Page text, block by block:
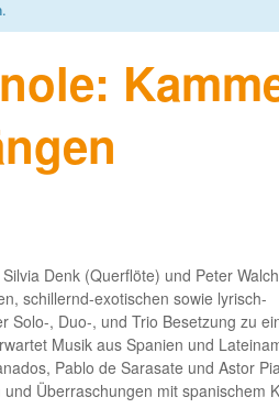
Denk (Querflöte) und Peter
schillernd-exotischen sowie lyrisch-
Solo-, Duo-, und Trio Besetzung zu
Musik aus Spanien und
Pablo de Sarasate und Astor
Überraschungen mit spanischem